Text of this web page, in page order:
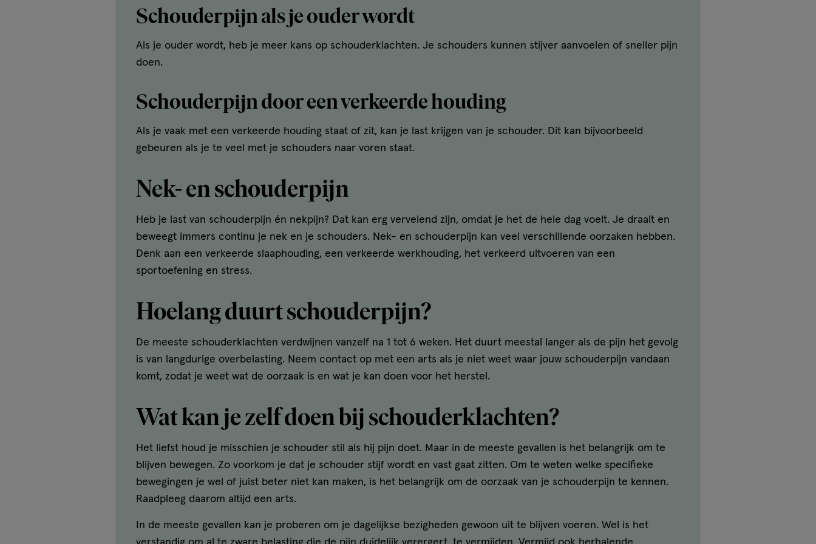
Schouderpijn als je ouder wordt
Als je ouder wordt, heb je meer kans op schouderklachten. Je schouders kunnen stijver aanvoelen of sneller pijn
doen.
Schouderpijn door een verkeerde houding
Als je vaak met een verkeerde houding staat of zit, kan je last krijgen van je schouder. Dit kan bijvoorbeeld
gebeuren als je te veel met je schouders naar voren staat.
Nek- en schouderpijn
Heb je last van schouderpijn én nekpijn? Dat kan erg vervelend zijn, omdat je het de hele dag voelt. Je draait en
beweegt immers continu je nek en je schouders. Nek- en schouderpijn kan veel verschillende oorzaken hebben.
Denk aan een verkeerde slaaphouding, een verkeerde werkhouding, het verkeerd uitvoeren van een
sportoefening en stress.
Hoelang duurt schouderpijn?
De meeste schouderklachten verdwijnen vanzelf na 1 tot 6 weken. Het duurt meestal langer als de pijn het gevolg
is van langdurige overbelasting. Neem contact op met een arts als je niet weet waar jouw schouderpijn vandaan
komt, zodat je weet wat de oorzaak is en wat je kan doen voor het herstel.
Wat kan je zelf doen bij schouderklachten?
Het liefst houd je misschien je schouder stil als hij pijn doet. Maar in de meeste gevallen is het belangrijk om te
blijven bewegen. Zo voorkom je dat je schouder stijf wordt en vast gaat zitten. Om te weten welke specifieke
bewegingen je wel of juist beter niet kan maken, is het belangrijk om de oorzaak van je schouderpijn te kennen.
Raadpleeg daarom altijd een arts.
In de meeste gevallen kan je proberen om je dagelijkse bezigheden gewoon uit te blijven voeren. Wel is het